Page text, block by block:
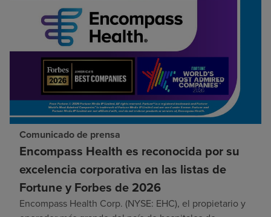
Comunicado de prensa
Encompass Health es reconocida por su
excelencia corporativa en las listas de
Fortune y Forbes de 2026
Encompass Health Corp. (NYSE: EHC), el propietario y